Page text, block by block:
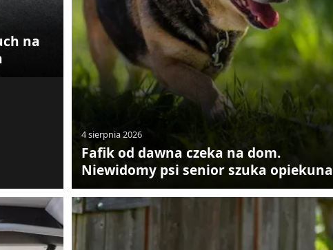
na
4 sierpnia 2026
Fafik od dawna czeka na dom.
Niewidomy psi senior szuka opiekuna